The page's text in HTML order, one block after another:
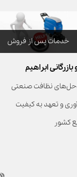
خدمات پس از فروش
ابراهیم
نظافت صنعتی
و تعهد به کیفیت
کشور